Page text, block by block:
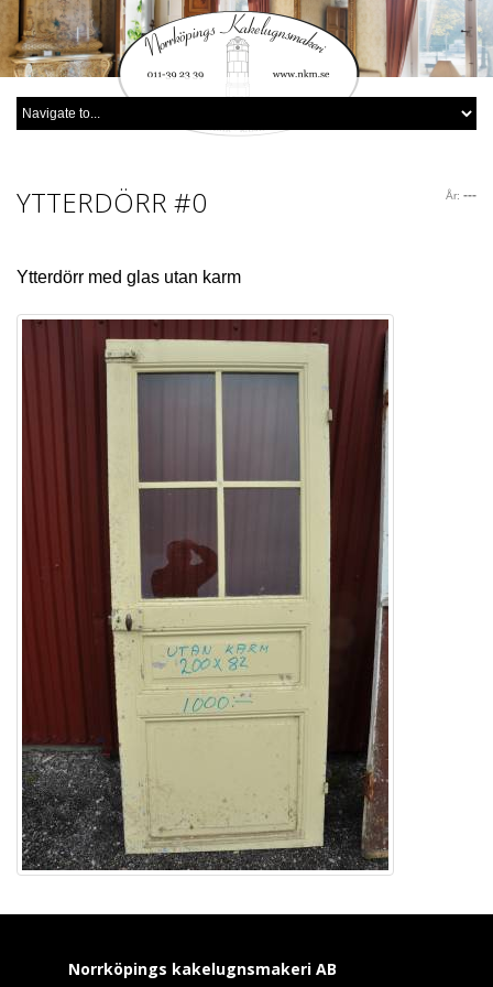
År: ---
YTTERDÖRR #0
Ytterdörr med glas utan karm
Norrköpings kakelugnsmakeri AB